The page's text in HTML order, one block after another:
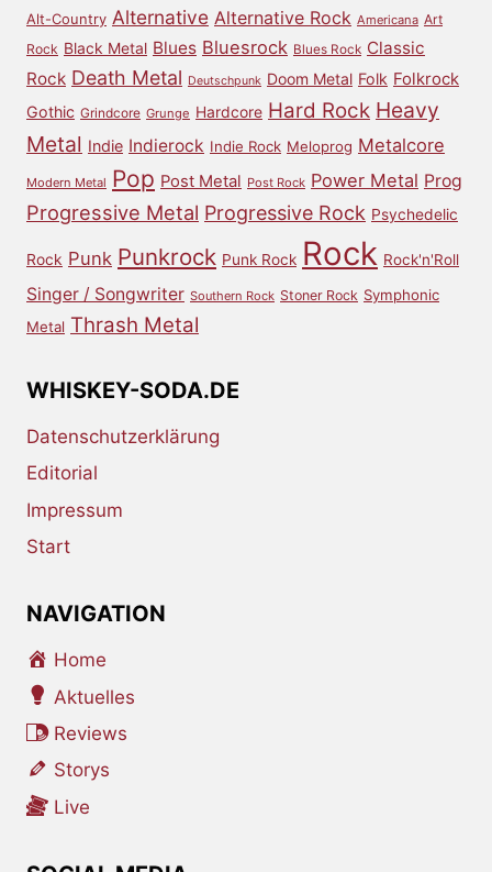
Alt-Country Alternative Alternative Rock Americana Art
Rock Black Metal Blues Bluesrock Blues Rock Classic
Rock Death Metal Deutschpunk Doom Metal Folk Folkrock
Gothic Grindcore Grunge Hardcore Hard Rock Heavy
Metal Indie Indierock Indie Rock Meloprog Metalcore
Modern Metal Pop Post Metal Post Rock Power Metal Prog
Progressive Metal Progressive Rock Psychedelic
Rock Punk Punkrock Punk Rock Rock Rock'n'Roll
Singer / Songwriter Southern Rock Stoner Rock Symphonic
Metal Thrash Metal
WHISKEY-SODA.DE
Datenschutzerklärung
Editorial
Impressum
Start
NAVIGATION
Home
Aktuelles
Reviews
Storys
Live